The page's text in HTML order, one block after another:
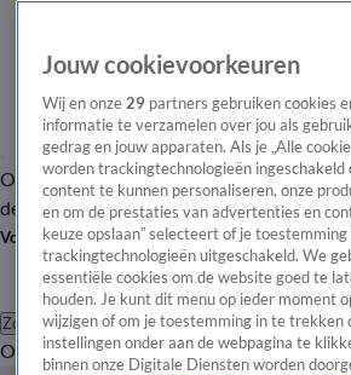
OverzichtAfleveringen Entertainment
de redactieNieuwsbrief
Volg Shownieuws
Zoeken
OverzichtEntertainmentSpraakmakend
Jouw cookievoorkeuren
Wij en onze 29 partners gebruiken cookies
informatie te verzamelen over jou als
gedrag en jouw apparaten. Als je „Alle
worden trackingtechnologieën ingeschakeld
content te kunnen personaliseren, onze
en om de prestaties van advertenties en
keuze opslaan” selecteert of je
trackingtechnologieën uitgeschakeld. We
essentiële cookies om de website goed te
houden. Je kunt dit menu op ieder moment
wijzigen of om je toestemming in te trekken
instellingen onder aan de webpagina te
binnen onze Digitale Diensten worden